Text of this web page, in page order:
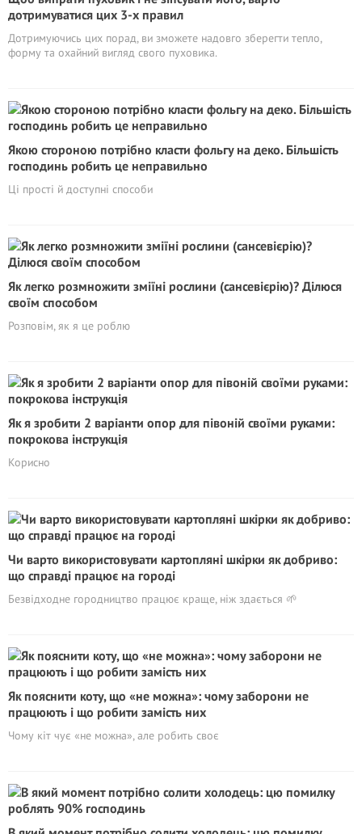
дотримуватися цих 3-х правил
Дотримуючись цих порад, ви зможете надовго зберегти тепло,
форму та охайний вигляд свого пуховика.
Якою стороною потрібно класти фольгу на деко. Більшість
господинь робить це неправильно
Ці прості й доступні способи
Як легко розмножити зміїні рослини (сансевієрію)? Дiлюся
своїм способом
Розповім, як я це роблю
Як я зробити 2 варіанти опор для півоній своїми руками:
покрокова інструкція
Корисно
Чи варто використовувати картопляні шкірки як добриво:
що справді працює на городі
Безвідходне городництво працює краще, ніж здається 🌱
Як пояснити коту, що «не можна»: чому заборони не
працюють і що робити замість них
Чому кіт чує «не можна», але робить своє